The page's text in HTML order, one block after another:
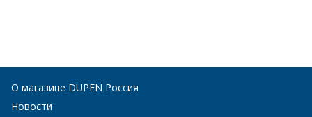
О магазине DUPEN Россия
Новости